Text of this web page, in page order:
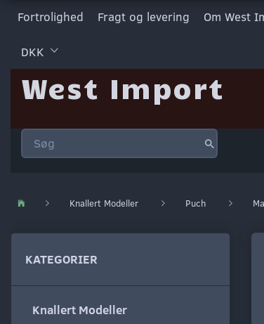
Fortrolighed Fragt og levering Om West
DKK
West Import
Knallert Modeller Puch
KATEGORIER
Knallert Modeller